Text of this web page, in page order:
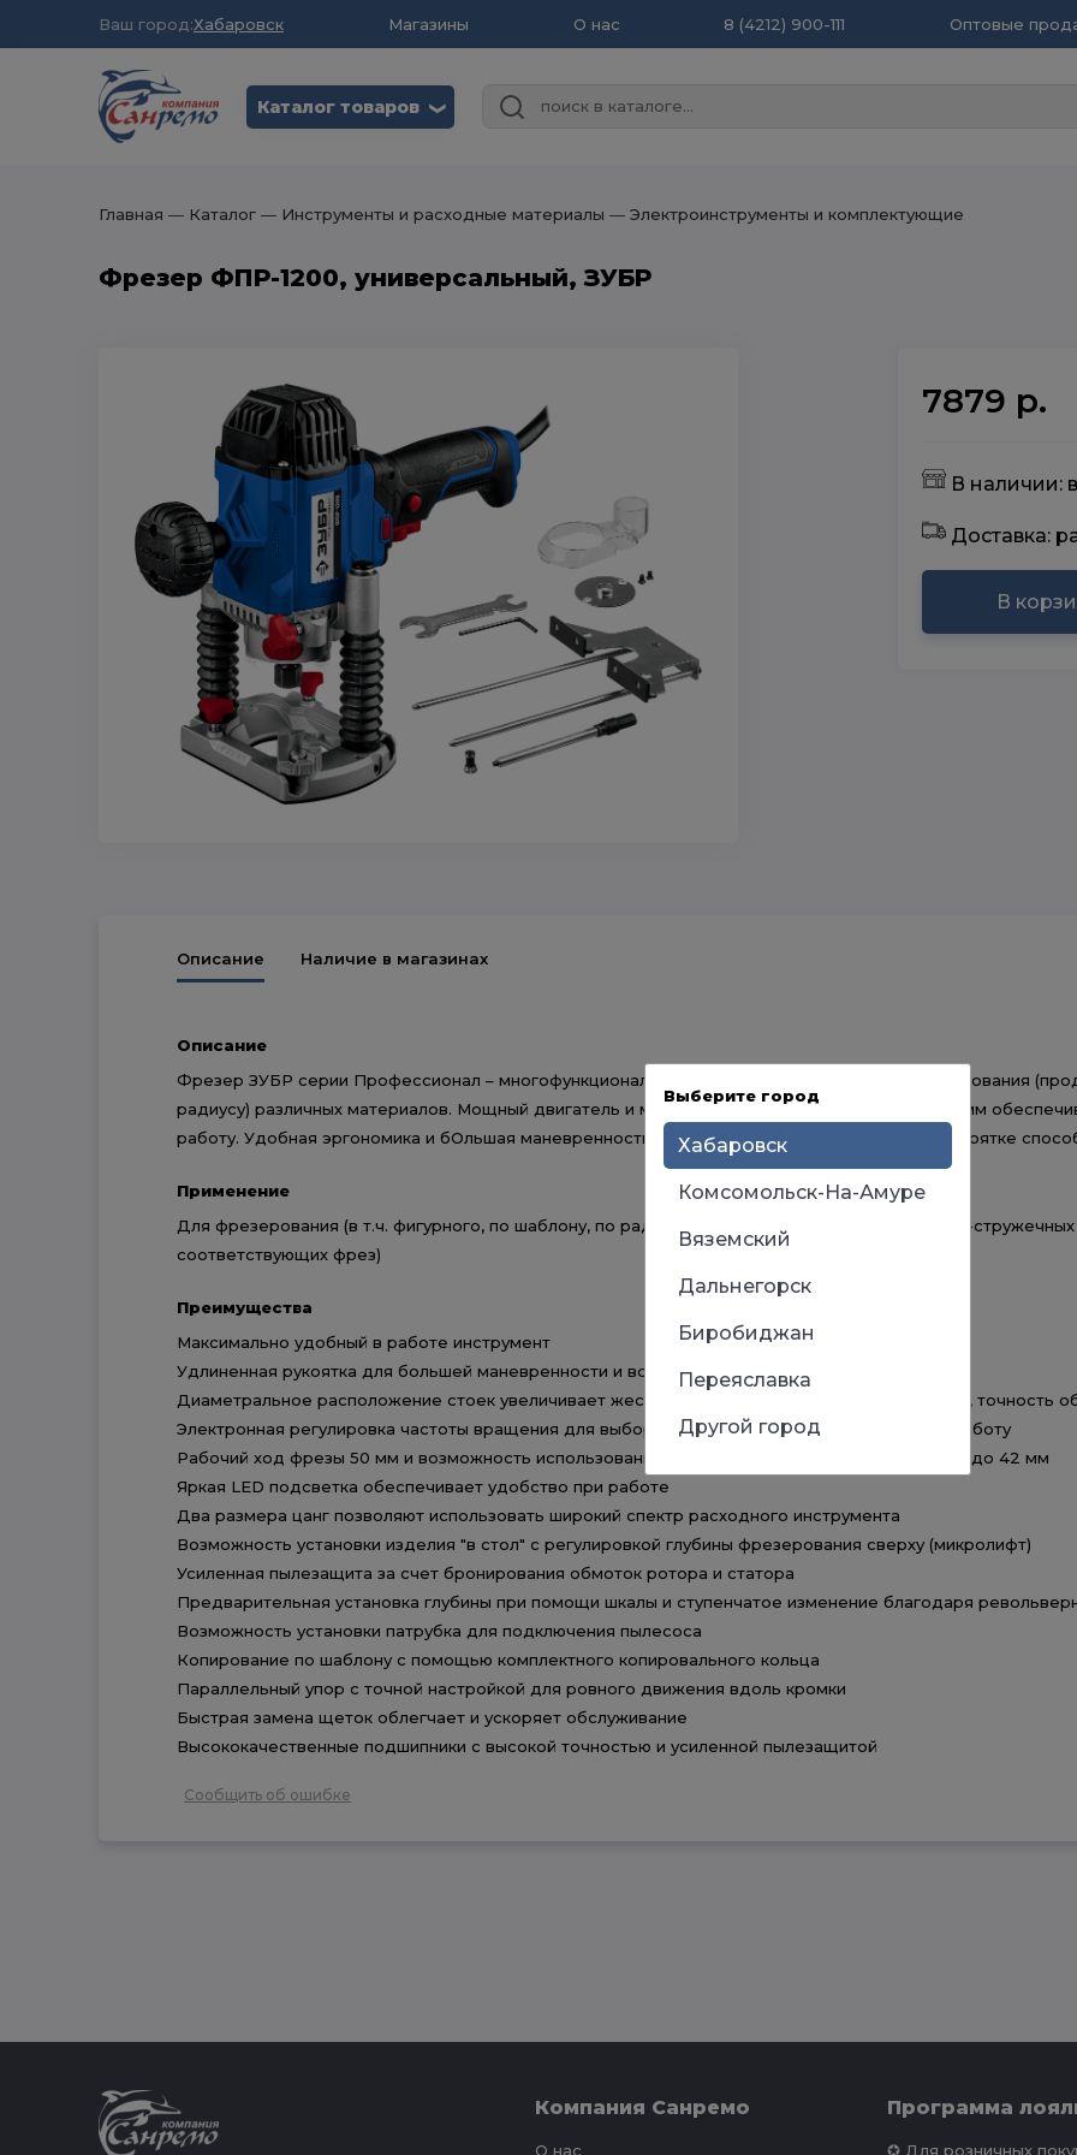
Ваш город:Хабаровск Магазины О нас 8 (4212) 900-111 Оптовые
Каталог товаров ❮
Главная ― Каталог ― Инструменты и расходные материалы ― Электроинструменты и комплектующие
Фрезер ФПР-1200, универсальный, ЗУБР
7879 р.
В наличии:
Доставка:
В
Описание Наличие в магазинах
Описание
Фрезер ЗУБР серии Профессионал – многофункциональное изделие для всех видов фрезерования
радиусу) различных материалов. Мощный двигатель и максимальная глубина погружения 50 мм
работу. Удобная эргономика и бОльшая маневренность благодаря удлиненной основной рукоятке
Применение
Для фрезерования (в т.ч. фигурного, по шаблону, по радиусу) заготовок из дерева, древесно-
соответствующих фрез)
Преимущества
Максимально удобный в работе инструмент
Удлиненная рукоятка для большей маневренности и возможности работы одной рукой
Диаметральное расположение стоек увеличивает жесткость конструкции и, соответственно, точность
Электронная регулировка частоты вращения для выбора оптимальных условий под любую работу
Рабочий ход фрезы 50 мм и возможность использования полного хода для фрез диаметром до 42 мм
Яркая LED подсветка обеспечивает удобство при работе
Два размера цанг позволяют использовать широкий спектр расходного инструмента
Возможность установки изделия ″в стол″ с регулировкой глубины фрезерования сверху (микролифт)
Усиленная пылезащита за счет бронирования обмоток ротора и статора
Предварительная установка глубины при помощи шкалы и ступенчатое изменение благодаря
Возможность установки патрубка для подключения пылесоса
Копирование по шаблону с помощью комплектного копировального кольца
Параллельный упор с точной настройкой для ровного движения вдоль кромки
Быстрая замена щеток облегчает и ускоряет обслуживание
Высококачественные подшипники с высокой точностью и усиленной пылезащитой
Сообщить об ошибке
Компания Санремо
О нас
Программа
✪ Для розничных
Выберите город
Хабаровск
Комсомольск-На-Амуре
Вяземский
Дальнегорск
Биробиджан
Переяславка
Другой город